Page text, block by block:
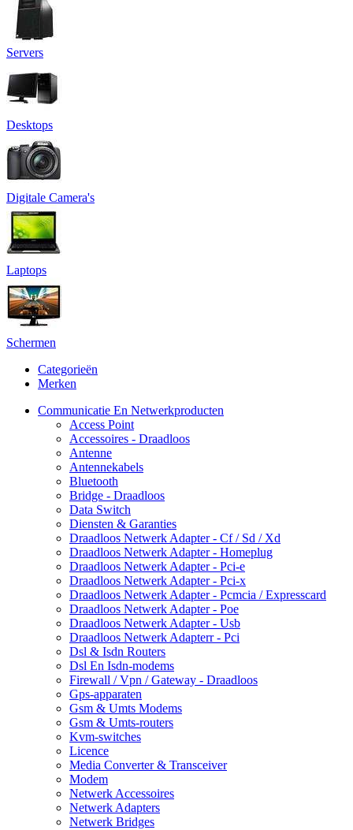
Servers
Desktops
Digitale Camera's
Laptops
Schermen
Categorieën
Merken
Communicatie En Netwerkproducten
Access Point
Accessoires - Draadloos
Antenne
Antennekabels
Bluetooth
Bridge - Draadloos
Data Switch
Diensten & Garanties
Draadloos Netwerk Adapter - Cf / Sd / Xd
Draadloos Netwerk Adapter - Homeplug
Draadloos Netwerk Adapter - Pci-e
Draadloos Netwerk Adapter - Pci-x
Draadloos Netwerk Adapter - Pcmcia / Expresscard
Draadloos Netwerk Adapter - Poe
Draadloos Netwerk Adapter - Usb
Draadloos Netwerk Adapterr - Pci
Dsl & Isdn Routers
Dsl En Isdn-modems
Firewall / Vpn / Gateway - Draadloos
Gps-apparaten
Gsm & Umts Modems
Gsm & Umts-routers
Kvm-switches
Licence
Media Converter & Transceiver
Modem
Netwerk Accessoires
Netwerk Adapters
Netwerk Bridges